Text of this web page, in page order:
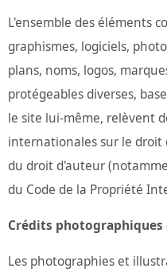
L'ensemble des éléments
graphismes, logiciels,
plans, noms, logos,
protégeables diverses,
le site lui-même, relèvent
internationales sur le droit
du droit d'auteur
du Code de la Propriété
Crédits
Les photographies et